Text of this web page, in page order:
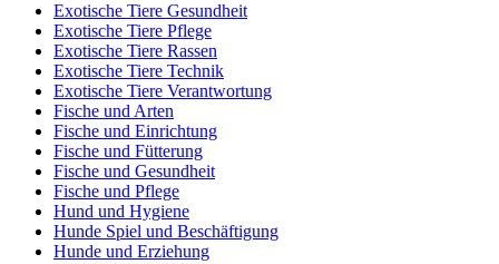
Exotische Tiere Gesundheit
Exotische Tiere Pflege
Exotische Tiere Rassen
Exotische Tiere Technik
Exotische Tiere Verantwortung
Fische und Arten
Fische und Einrichtung
Fische und Fütterung
Fische und Gesundheit
Fische und Pflege
Hund und Hygiene
Hunde Spiel und Beschäftigung
Hunde und Erziehung